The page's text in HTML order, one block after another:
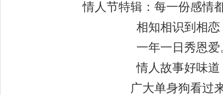
情人节特辑：每一份感情
相知相识到相恋
一年一日秀恩爱
情人故事好味道
广大单身狗看过